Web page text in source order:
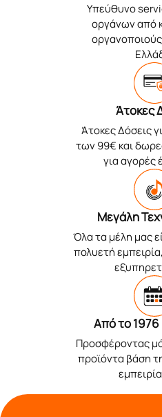
Υπεύθυνο
οργάνων από
Άτοκες
Άτοκες Δόσεις
των 99€ και
για αγορές
Μεγάλη
Όλα τα μέλη μας
πολυετή
Από το 1976
Προσφέροντας
προϊόντα βάση